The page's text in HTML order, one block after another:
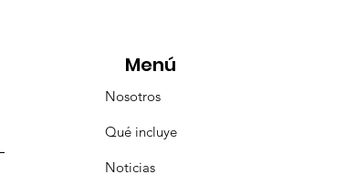
Menú
Nosotros
Qué incluye
Noticias